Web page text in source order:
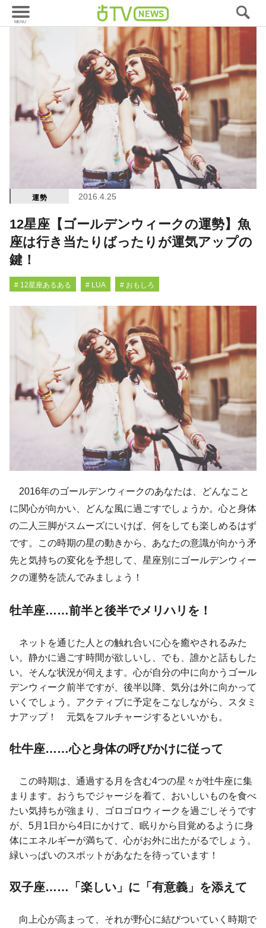
運勢 2016.4.25
12星座【ゴールデンウィークの運勢】魚
座は行き当たりばったりが運気アップの
鍵！
# 12星座あるある # LUA # おもしろ
2016年のゴールデンウィークのあなたは、どんなこと
に関心が向かい、どんな風に過ごすでしょうか。心と身体
の二人三脚がスムーズにいけば、何をしても楽しめるはず
です。この時期の星の動きから、あなたの意識が向かう矛
先と気持ちの変化を予想して、星座別にゴールデンウィー
クの運勢を読んでみましょう！
牡羊座……前半と後半でメリハリを！
ネットを通じた人との触れ合いに心を癒やされるみた
い。静かに過ごす時間が欲しいし、でも、誰かと話もした
い。そんな状況が伺えます。心が自分の中に向かうゴール
デンウィーク前半ですが、後半以降、気分は外に向かって
いくでしょう。アクティブに予定をこなしながら、スタミ
ナアップ！ 元気をフルチャージするといいかも。
牡牛座……心と身体の呼びかけに従って
この時期は、通過する月を含む4つの星々が牡牛座に集
まります。おうちでジャージを着て、おいしいものを食べ
たい気持ちが強まり、ゴロゴロウィークを過ごしそうです
が、5月1日から4日にかけて、眠りから目覚めるように身
体にエネルギーが満ちて、心がお外に出たがるでしょう。
緑いっぱいのスポットがあなたを待っています！
双子座……「楽しい」に「有意義」を添えて
向上心が高まって、それが野心に結びついていく時期で